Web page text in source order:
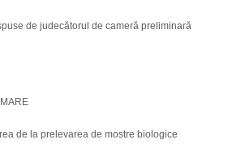
de judecătorul de cameră preliminară
de la prelevarea de mostre biologice